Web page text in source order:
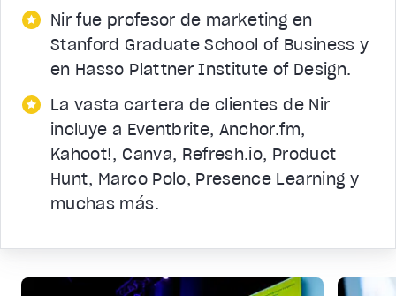
Nir fue profesor de marketing en
Stanford Graduate School of Business y
en Hasso Plattner Institute of Design.
La vasta cartera de clientes de Nir
incluye a Eventbrite, Anchor.fm,
Kahoot!, Canva, Refresh.io, Product
Hunt, Marco Polo, Presence Learning y
muchas más.